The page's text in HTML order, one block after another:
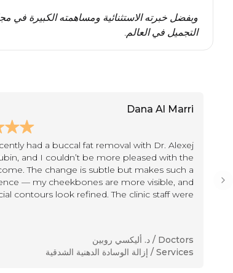
وبفضل خبرته الاستثنائية ومساهمته الكبيرة
التجميل في العالم.
Dana Al Marri
had a buccal fat removal with Dr. Alexej
and I couldn’t be more pleased with the
The change is subtle but makes such a
— my cheekbones are more visible, and
contours look refined. The clinic staff were
and made me feel cared for from start
Highly recommend Seline Clinic for anyone
Doctors /
د. أليكسي روبين
Services /
إزالة الوسادة الدهنية الشدقية